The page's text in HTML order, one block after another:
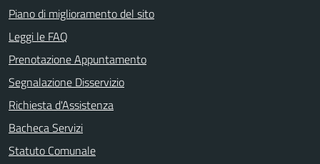
Piano di miglioramento del sito
Leggi le FAQ
Prenotazione Appuntamento
Segnalazione Disservizio
Richiesta d'Assistenza
Bacheca Servizi
Statuto Comunale